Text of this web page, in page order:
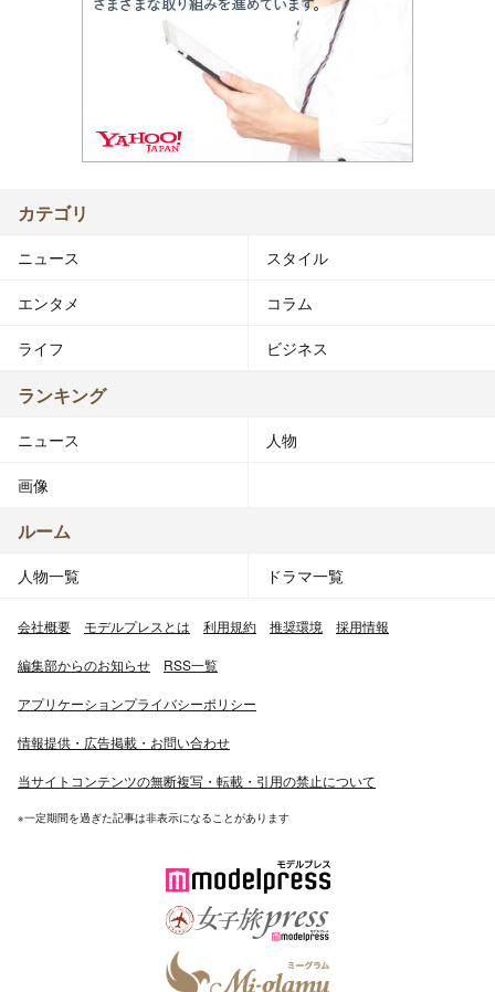
カテゴリ
ニュース スタイル
エンタメ コラム
ライフ ビジネス
ランキング
ニュース 人物
画像
ルーム
人物一覧 ドラマ一覧
会社概要 モデルプレスとは 利用規約 推奨環境 採用情報
編集部からのお知らせ RSS一覧
アプリケーションプライバシーポリシー
情報提供・広告掲載・お問い合わせ
当サイトコンテンツの無断複写・転載・引用の禁止について
※一定期間を過ぎた記事は非表示になることがあります